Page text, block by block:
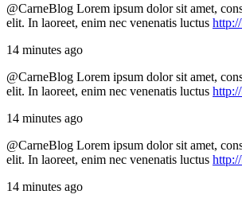
@CarneBlog Lorem ipsum dolor sit amet,
elit. In laoreet, enim nec venenatis luctus
14 minutes ago
@CarneBlog Lorem ipsum dolor sit amet,
elit. In laoreet, enim nec venenatis luctus
14 minutes ago
@CarneBlog Lorem ipsum dolor sit amet,
elit. In laoreet, enim nec venenatis luctus
14 minutes ago